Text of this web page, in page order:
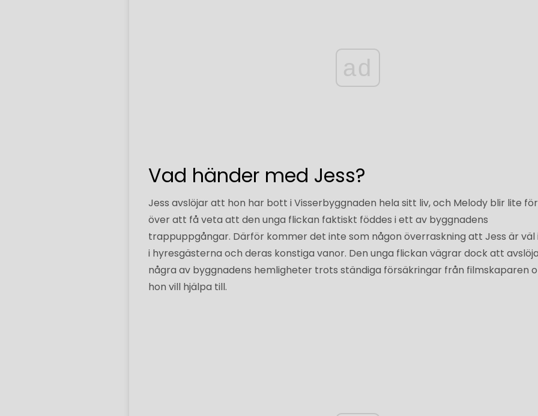
ad
Vad händer med Jess?
Jess avslöjar att hon har bott i Visserbyggnaden hela sitt liv, och Melody blir lite
över att få veta att den unga flickan faktiskt föddes i ett av byggnadens
trappuppgångar. Därför kommer det inte som någon överraskning att Jess är väl
i hyresgästerna och deras konstiga vanor. Den unga flickan vägrar dock att avslöja
några av byggnadens hemligheter trots ständiga försäkringar från filmskaparen
hon vill hjälpa till.